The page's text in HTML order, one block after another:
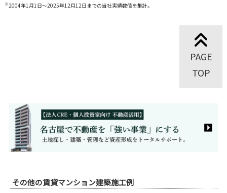
※2004年1月1日～2025年12月12日までの当社実績数値を集計。
PAGE
TOP
その他の賃貸マンション建築施工例